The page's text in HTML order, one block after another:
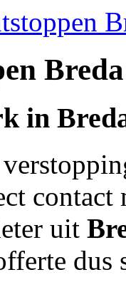
Breda
in
uit